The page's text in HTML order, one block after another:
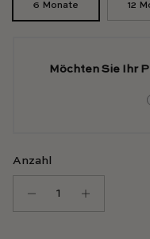
6 Monate 12
Möchten Sie Ihr
Anzahl